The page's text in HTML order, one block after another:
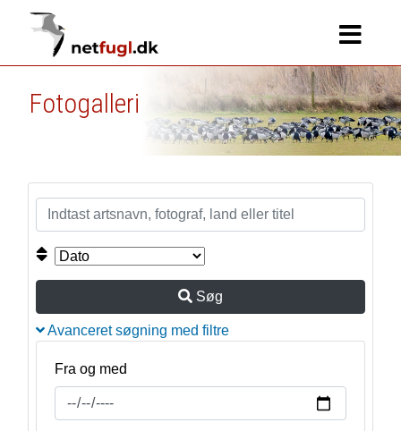
Fotogalleri
Søg
Avanceret søgning med filtre
Fra og med